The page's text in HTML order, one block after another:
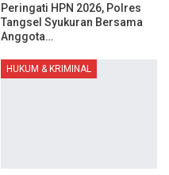
Peringati HPN 2026, Polres
Tangsel Syukuran Bersama
Anggota…
HUKUM & KRIMINAL